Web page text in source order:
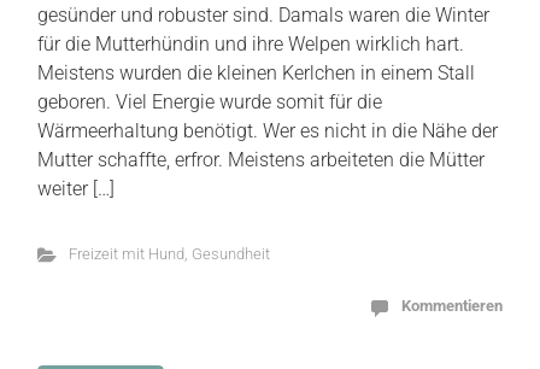
gesünder und robuster sind. Damals waren die Winter
für die Mutterhündin und ihre Welpen wirklich hart.
Meistens wurden die kleinen Kerlchen in einem Stall
geboren. Viel Energie wurde somit für die
Wärmeerhaltung benötigt. Wer es nicht in die Nähe der
Mutter schaffte, erfror. Meistens arbeiteten die Mütter
weiter […]
Freizeit mit Hund, Gesundheit
Kommentieren